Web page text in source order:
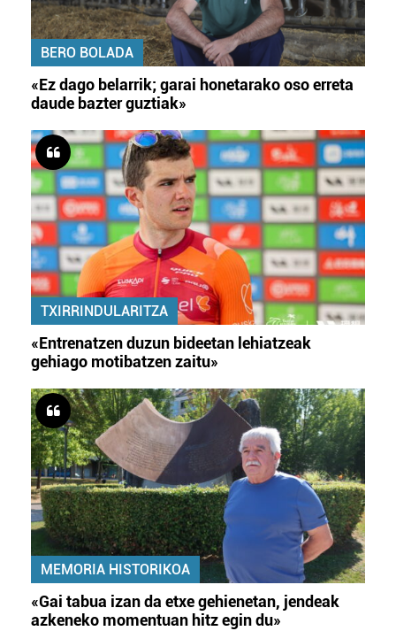
BERO BOLADA
«Ez dago belarrik; garai honetarako oso erreta
daude bazter guztiak»
TXIRRINDULARITZA
«Entrenatzen duzun bideetan lehiatzeak
gehiago motibatzen zaitu»
MEMORIA HISTORIKOA
«Gai tabua izan da etxe gehienetan, jendeak
azkeneko momentuan hitz egin du»